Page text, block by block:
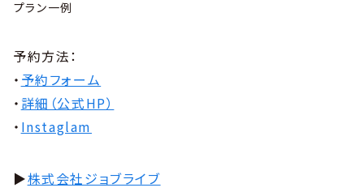
プラン一例
予約方法：
・ 予約フォーム
・ 詳細（公式HP）
・ Instaglam
▶︎株式会社ジョブライブ